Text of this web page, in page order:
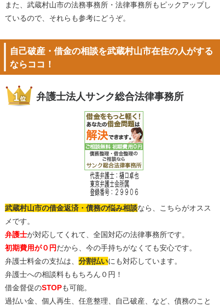
また、武蔵村山市の法務事務所・法律事務所もピックアップし
ているので、それらも参考にどうぞ。
自己破産・借金の相談を武蔵村山市在住の人がする
ならココ！
弁護士法人サンク総合法律事務所
武蔵村山市の借金返済・債務の悩み相談なら、こちらがオスス
メです。
弁護士が対応してくれて、全国対応の法律事務所です。
初期費用が０円だから、今の手持ちがなくても安心です。
弁護士料金の支払は、 分割払いにも対応しています。
弁護士への相談料ももちろん０円！
借金督促のSTOPも可能。
過払い金、個人再生、任意整理、自己破産、など、債務のこと